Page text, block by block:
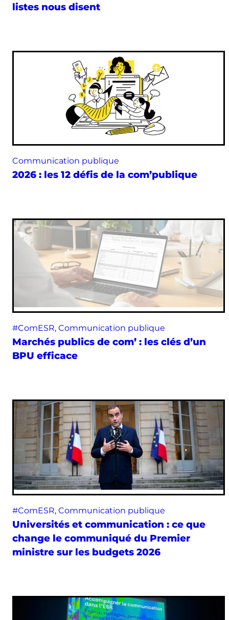
listes nous disent
Communication publique
2026 : les 12 défis de la com’publique
#ComESR, Communication publique
Marchés publics de com’ : les clés d’un
BPU efficace
#ComESR, Communication publique
Universités et communication : ce que
change le communiqué du Premier
ministre sur les budgets 2026